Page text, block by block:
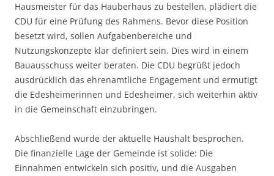
Hausmeister für das Hauberhaus zu bestellen, plädiert die
CDU für eine Prüfung des Rahmens. Bevor diese Position
besetzt wird, sollen Aufgabenbereiche und
Nutzungskonzepte klar definiert sein. Dies wird in einem
Bauausschuss weiter beraten. Die CDU begrüßt jedoch
ausdrücklich das ehrenamtliche Engagement und ermutigt
die Edesheimerinnen und Edesheimer, sich weiterhin aktiv
in die Gemeinschaft einzubringen.
Abschließend wurde der aktuelle Haushalt besprochen.
Die finanzielle Lage der Gemeinde ist solide: Die
Einnahmen entwickeln sich positiv, und die Ausgaben